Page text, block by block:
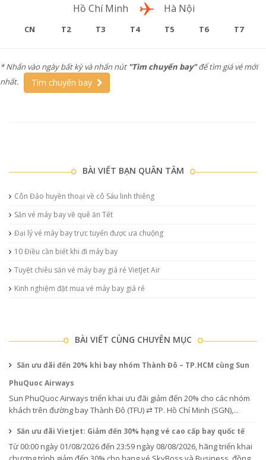
Hồ Chí Minh Hà Nội
CN T2 T3 T4 T5 T6 T7
* Nhấn vào ngày bất kỳ và nhấn nút "Tìm chuyến bay"để tìm giá vé mới
nhất.
Tìm chuyến bay
BÀI VIẾT BẠN QUÂN TÂM
Côn Đảo huyền thoại về cô Sáu linh thiêng
Săn vé máy bay về quê ăn Tết
Đại lý vé máy bay trực tuyến được ưa chuộng
10 Điều cần biết khi đi máy bay
Tuyệt chiêu săn vé máy bay giá rẻ VietJet Air
Kinh nghiệm đặt mua vé máy bay giá rẻ
BÀI VIẾT CÙNG CHUYÊN MỤC
Săn ưu đãi đến 20% khi bay nhóm Thành Đô – TP.HCM cùng Sun
PhuQuoc Airways
Sun PhuQuoc Airways triển khai ưu đãi giảm đến 20% cho các nhóm
khách trên đường bay Thành Đô (TFU) ⇄ TP. Hồ Chí Minh (SGN),...
Săn ưu đãi Vietjet: Giảm đến 30% hạng vé cao cấp bay quốc tế
Từ 00:00 ngày 01/08/2026 đến 23:59 ngày 08/08/2026, hãng triển khai